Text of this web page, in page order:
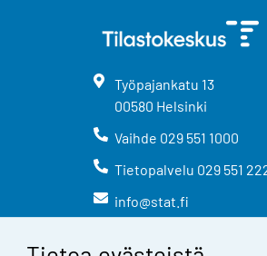
Työpajankatu 13
00580 Helsinki
Vaihde 029 551 1000
Tietopalvelu 029 551
info@stat.fi